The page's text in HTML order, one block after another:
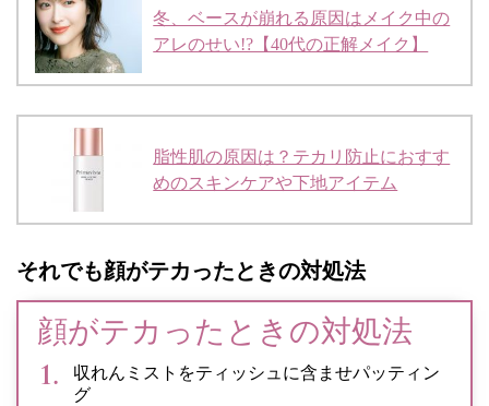
冬、ベースが崩れる原因はメイク中の
アレのせい!?【40代の正解メイク】
脂性肌の原因は？テカリ防止におすす
めのスキンケアや下地アイテム
それでも顔がテカったときの対処法
顔がテカったときの対処法
収れんミストをティッシュに含ませパッティン
グ